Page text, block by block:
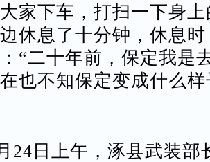
家下车，打扫一下身
休息了十分钟，休息
“二十年前，保定我是
也不知保定变成什么样
日上午，涿县武装部